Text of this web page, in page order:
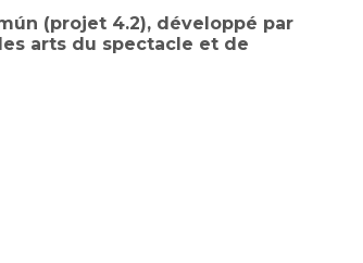
(projet 4.2), développé par
arts du spectacle et de